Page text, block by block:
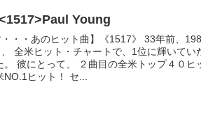
Young
・・・あのヒット曲】《1517》 33年前、
全米ヒット・チャートで、1位に輝いてい
彼にとって、 ２曲目の全米トップ４０ヒ
ヒット！ セ...